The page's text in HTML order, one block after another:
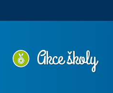
Akce školy